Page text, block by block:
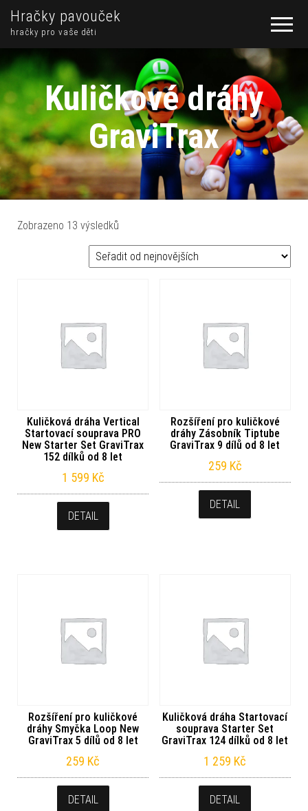
Hračky pavouček
hračky pro vaše děti
Kuličkové dráhy
GraviTrax
Zobrazeno 13 výsledků
Kuličková dráha Vertical
Startovací souprava PRO
New Starter Set GraviTrax
152 dílků od 8 let
1 599 Kč
DETAIL
Rozšíření pro kuličkové
dráhy Zásobník Tiptube
GraviTrax 9 dílů od 8 let
259 Kč
DETAIL
Rozšíření pro kuličkové
dráhy Smyčka Loop New
GraviTrax 5 dílů od 8 let
259 Kč
DETAIL
Kuličková dráha Startovací
souprava Starter Set
GraviTrax 124 dílků od 8 let
1 259 Kč
DETAIL